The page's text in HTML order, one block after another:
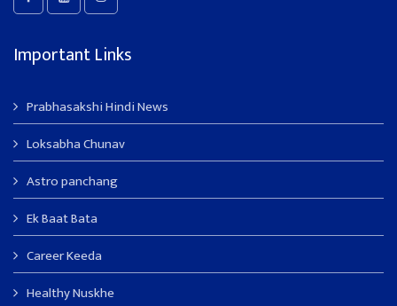
Important Links
Prabhasakshi Hindi News
Loksabha Chunav
Astro panchang
Ek Baat Bata
Career Keeda
Healthy Nuskhe